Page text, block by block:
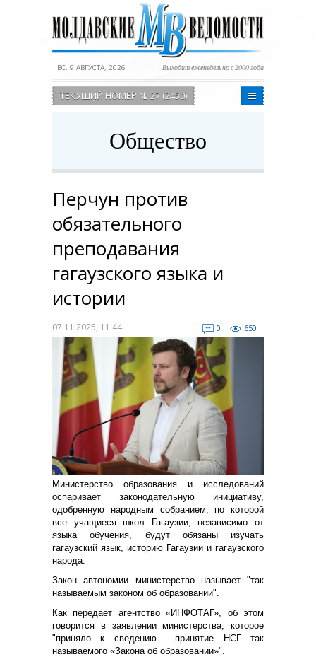
ВС, 9 АВГУСТА, 2026 Выходит еженедельно с 2000 года
ТЕКУЩИЙ НОМЕР № 27 (2450)
Общество
Перчун против
обязательного
преподавания
гагаузского языка и
истории
07.11.2025, 11:44 0 650
Министерство образования и исследований
оспаривает законодательную инициативу,
одобренную народным собранием, по которой
все учащиеся школ Гагаузии, независимо от
языка обучения, будут обязаны изучать
гагаузский язык, историю Гагаузии и гагаузского
народа.
Закон автономии министерство называет "так
называемым законом об образовании".
Как передает агентство «ИНФОТАГ», об этом
говорится в заявлении министерства, которое
"приняло к сведению принятие НСГ так
называемого «Закона об образовании»".